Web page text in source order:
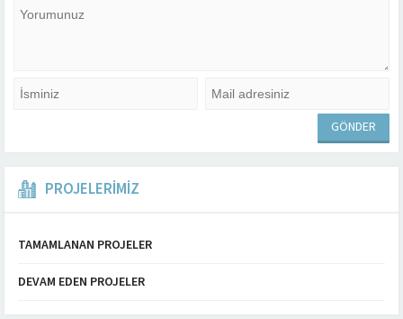
PROJELERİMİZ
TAMAMLANAN PROJELER
DEVAM EDEN PROJELER